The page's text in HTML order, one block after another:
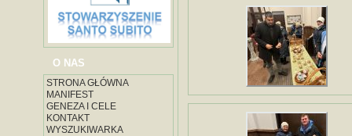
O NAS
STRONA GŁÓWNA
MANIFEST
GENEZA I CELE
KONTAKT
WYSZUKIWARKA